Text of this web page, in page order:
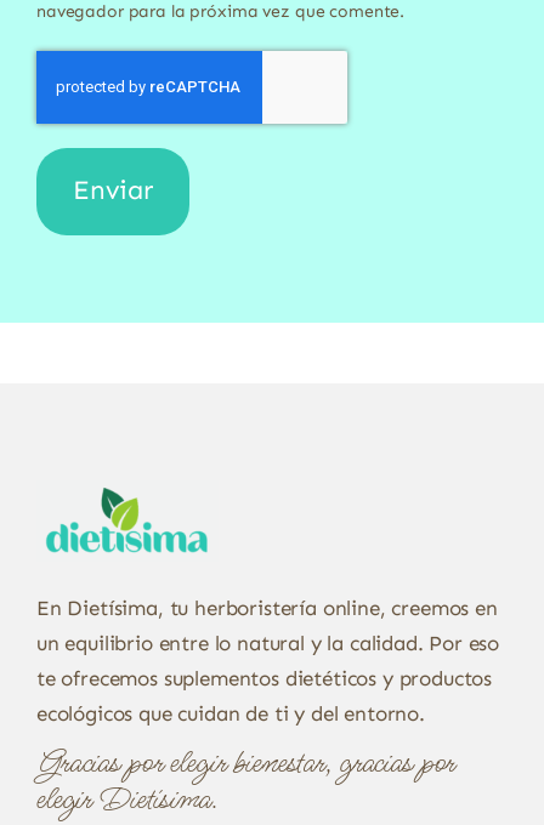
navegador para la próxima vez que comente.
En Dietísima, tu herboristería online, creemos en
un equilibrio entre lo natural y la calidad. Por eso
te ofrecemos suplementos dietéticos y productos
ecológicos que cuidan de ti y del entorno.
Gracias por elegir bienestar, gracias por
elegir Dietísima.